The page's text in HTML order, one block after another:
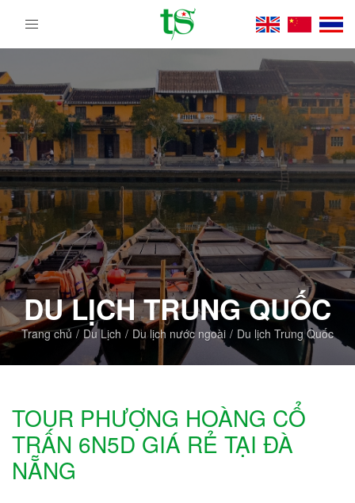
Tour
Lịch
Việt
Nam
Từ
Bắc
Vào
Nam
|
Trường
Sa
Tourist
DMC
DU LỊCH TRUNG QUỐC
Trang chủ Du Lịch Du lịch nước ngoài Du lịch Trung Quốc
TOUR PHƯỢNG HOÀNG CỔ
TRẤN 6N5D GIÁ RẺ TẠI ĐÀ
NẴNG